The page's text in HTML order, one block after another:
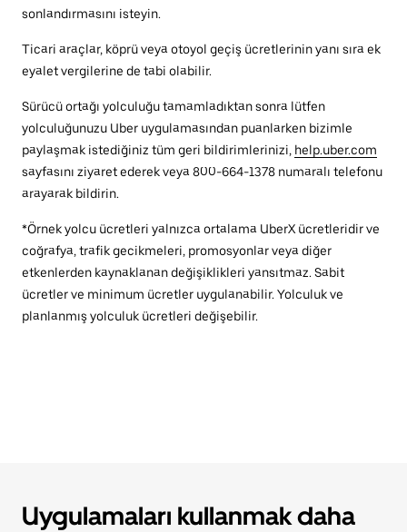
sonlandırmasını isteyin.
Ticari araçlar, köprü veya otoyol geçiş ücretlerinin yanı sıra ek
eyalet vergilerine de tabi olabilir.
Sürücü ortağı yolculuğu tamamladıktan sonra lütfen
yolculuğunuzu Uber uygulamasından puanlarken bizimle
paylaşmak istediğiniz tüm geri bildirimlerinizi, help.uber.com
sayfasını ziyaret ederek veya 800-664-1378 numaralı telefonu
arayarak bildirin.
*Örnek yolcu ücretleri yalnızca ortalama UberX ücretleridir ve
coğrafya, trafik gecikmeleri, promosyonlar veya diğer
etkenlerden kaynaklanan değişiklikleri yansıtmaz. Sabit
ücretler ve minimum ücretler uygulanabilir. Yolculuk ve
planlanmış yolculuk ücretleri değişebilir.
Uygulamaları kullanmak daha